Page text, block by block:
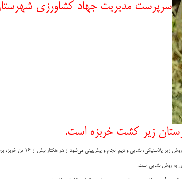
سرپرست مدیریت جهاد کشاورزی